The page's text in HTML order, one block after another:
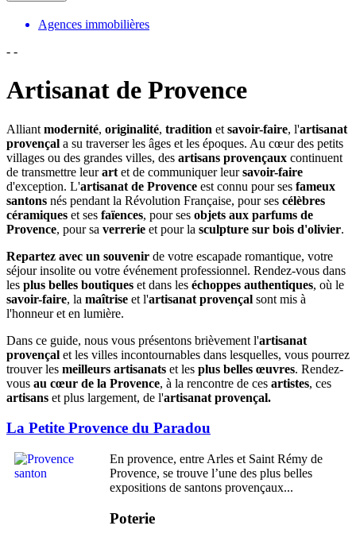
Agences immobilières
- -
Artisanat de Provence
Alliant modernité, originalité, tradition et savoir-faire, l'artisanat
provençal a su traverser les âges et les époques. Au cœur des petits
villages ou des grandes villes, des artisans provençaux continuent
de transmettre leurart et de communiquer leursavoir-faire
d'exception. L'artisanat de Provence est connu pour ses fameux
santons nés pendant la Révolution Française, pour ses célèbres
céramiques et ses faïences, pour ses objets aux parfums de
Provence, pour sa verrerie et pour la sculpture sur bois d'olivier.
Repartez avec un souvenir de votre escapade romantique, votre
séjour insolite ou votre événement professionnel. Rendez-vous dans
les plus belles boutiques et dans les échoppes authentiques, où le
savoir-faire, la maîtrise et l'artisanat provençal sont mis à
l'honneur et en lumière.
Dans ce guide, nous vous présentons brièvement l'artisanat
provençal et les villes incontournables dans lesquelles, vous pourrez
trouver les meilleurs artisanats et les plus belles œuvres. Rendez-
vous au cœur de la Provence, à la rencontre de ces artistes, ces
artisans et plus largement, de l'artisanat provençal.
La Petite Provence du Paradou
En provence, entre Arles et Saint Rémy de
Provence, se trouve l’une des plus belles
expositions de santons provençaux...
Poterie